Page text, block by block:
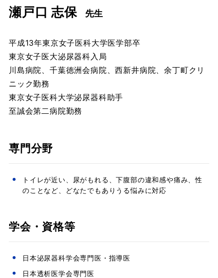
瀬戸口 志保 先⽣
平成13年東京女子医科大学医学部卒
東京女子医大泌尿器科入局
川島病院、千葉徳洲会病院、西新井病院、余丁町クリ
ニック勤務
東京女子医科大学泌尿器科助手
至誠会第二病院勤務
専門分野
トイレが近い、尿がもれる、下腹部の違和感や痛み、性
のことなど、どなたでもありうる悩みに対応
学会・資格等
日本泌尿器科学会専門医・指導医
日本透析医学会専門医